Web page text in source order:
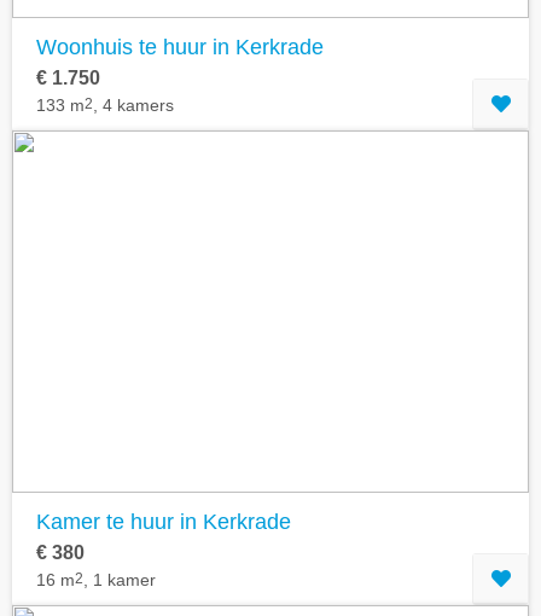
Woonhuis te huur in Kerkrade
€ 1.750
133 m2 , 4 kamers
Kamer te huur in Kerkrade
€ 380
16 m2 , 1 kamer